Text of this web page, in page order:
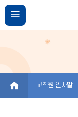
HOME 교직원 인사말